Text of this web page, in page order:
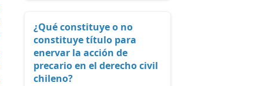
¿Qué constituye o no
constituye título para
enervar la acción de
precario en el derecho civil
chileno?